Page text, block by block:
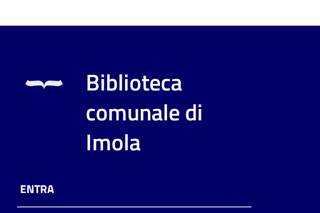
Biblioteca
comunale di
Imola
ENTRA